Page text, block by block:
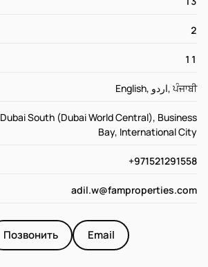
2
11
English, اردو, ਪੰਜਾਬੀ
Dubai South (Dubai World Central), Business
Bay, International City
+971521291558
adil.w@famproperties.com
Позвонить Email